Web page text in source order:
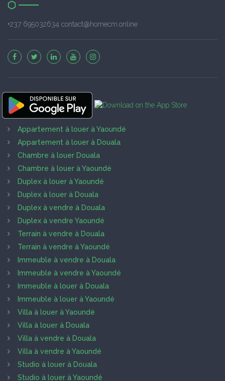
+237 695032634 contact@homecm.online
Appartement à louer à Yaoundé
Appartement à louer à Douala
Chambre à louer Douala
Chambre à louer à Yaoundé
Duplex à louer à Yaoundé
Duplex à louer à Douala
Duplex à vendre à Douala
Duplex à vendre Yaoundé
Terrain à vendre à Douala
Terrain à vendre à Yaoundé
Immeuble à vendre à Douala
Immeuble à vendre à Yaoundé
Immeuble à louer à Douala
Immeuble à louer à Yaoundé
Villa à louer à Yaoundé
Villa à louer à Douala
Villa à vendre à Douala
Villa à vendre à Yaoundé
Studio à louer à Douala
Studio à louer à Yaoundé